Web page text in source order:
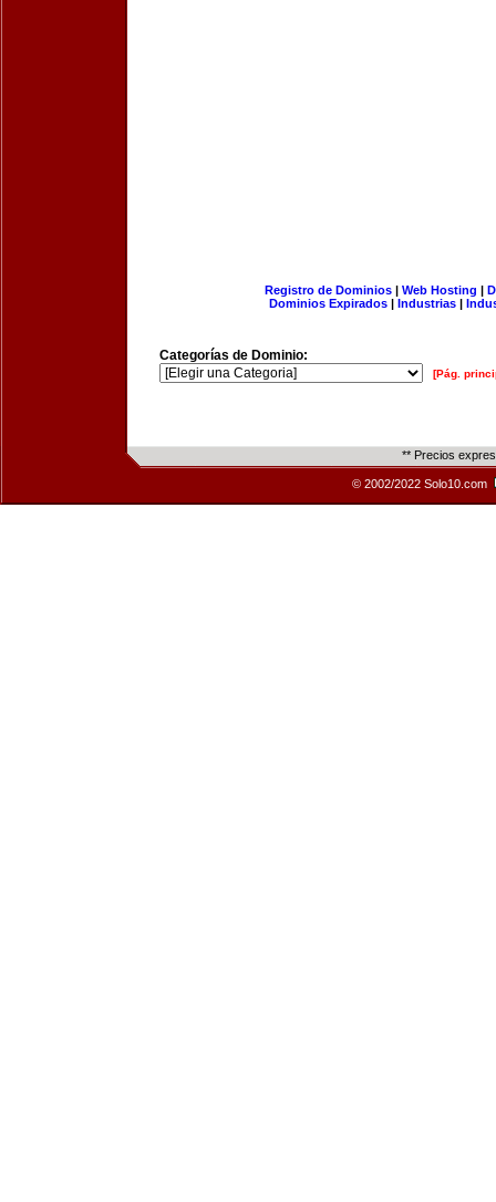
Registro de Dominios| Web Hosting |
Dominios Expirados | Industrias |
Categorías de Dominio:
[Pág.
** Precios
© 2002/2022 Solo10.com